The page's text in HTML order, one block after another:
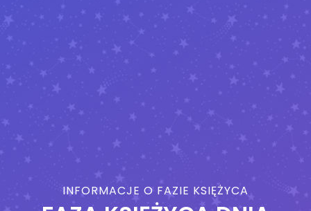
INFORMACJE O FAZIE KSIĘŻYCA